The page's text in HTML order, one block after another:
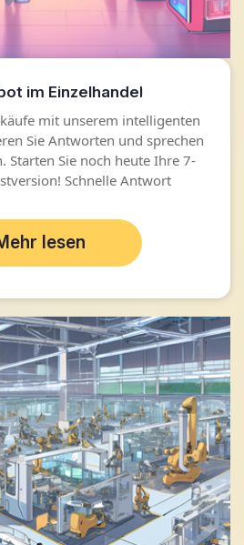
im Einzelhandel
mit unserem intelligenten
Sie Antworten und sprechen
Starten Sie noch heute Ihre 7-
Schnelle Antwort
lesen